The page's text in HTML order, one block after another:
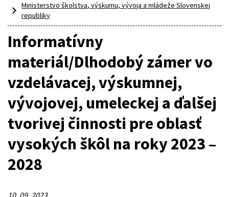
Ministerstvo školstva, výskumu, vývoja a mládeže Slovenskej
republiky
Informatívny
materiál/Dlhodobý zámer vo
vzdelávacej, výskumnej,
vývojovej, umeleckej a ďalšej
tvorivej činnosti pre oblasť
vysokých škôl na roky 2023 –
2028